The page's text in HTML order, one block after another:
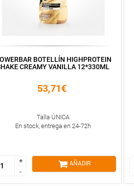
BOTELLÍN HIGHPROTEIN
CREAMY VANILLA 12*330ML
53,71€
Talla ÚNICA
En stock, entrega en 24-72h
+
-
+
-
AÑADIR